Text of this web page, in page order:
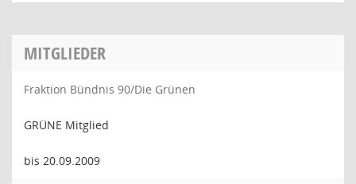
MITGLIEDER
Fraktion Bündnis 90/Die Grünen
GRÜNE Mitglied
bis 20.09.2009